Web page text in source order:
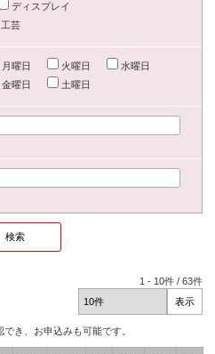
ディスプレイ
芸
月曜日 火曜日
水曜日
金曜日 土曜日
1 - 10件 /63件
き、お申込みも可能です。